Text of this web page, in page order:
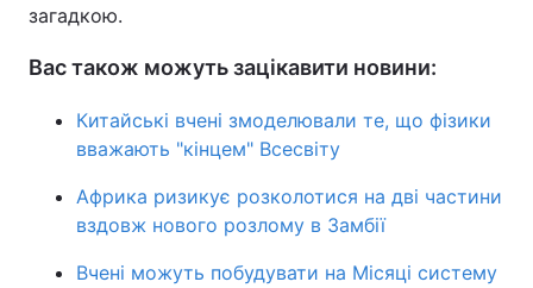
загадкою.
Вас також можуть зацікавити новини:
Китайські вчені змоделювали те, що фізики
вважають "кінцем" Всесвіту
Африка ризикує розколотися на дві частини
вздовж нового розлому в Замбії
Вчені можуть побудувати на Місяці систему